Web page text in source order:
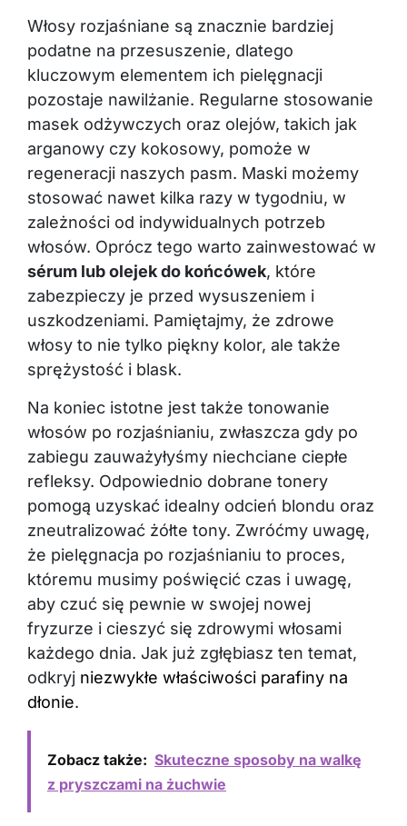
Włosy rozjaśniane są znacznie bardziej
podatne na przesuszenie, dlatego
kluczowym elementem ich pielęgnacji
pozostaje nawilżanie. Regularne stosowanie
masek odżywczych oraz olejów, takich jak
arganowy czy kokosowy, pomoże w
regeneracji naszych pasm. Maski możemy
stosować nawet kilka razy w tygodniu, w
zależności od indywidualnych potrzeb
włosów. Oprócz tego warto zainwestować w
sérum lub olejek do końcówek, które
zabezpieczy je przed wysuszeniem i
uszkodzeniami. Pamiętajmy, że zdrowe
włosy to nie tylko piękny kolor, ale także
sprężystość i blask.
Na koniec istotne jest także tonowanie
włosów po rozjaśnianiu, zwłaszcza gdy po
zabiegu zauważyłyśmy niechciane ciepłe
refleksy. Odpowiednio dobrane tonery
pomogą uzyskać idealny odcień blondu oraz
zneutralizować żółte tony. Zwróćmy uwagę,
że pielęgnacja po rozjaśnianiu to proces,
któremu musimy poświęcić czas i uwagę,
aby czuć się pewnie w swojej nowej
fryzurze i cieszyć się zdrowymi włosami
każdego dnia. Jak już zgłębiasz ten temat,
odkryj niezwykłe właściwości parafiny na
dłonie.
Zobacz także: Skuteczne sposoby na walkę
z pryszczami na żuchwie